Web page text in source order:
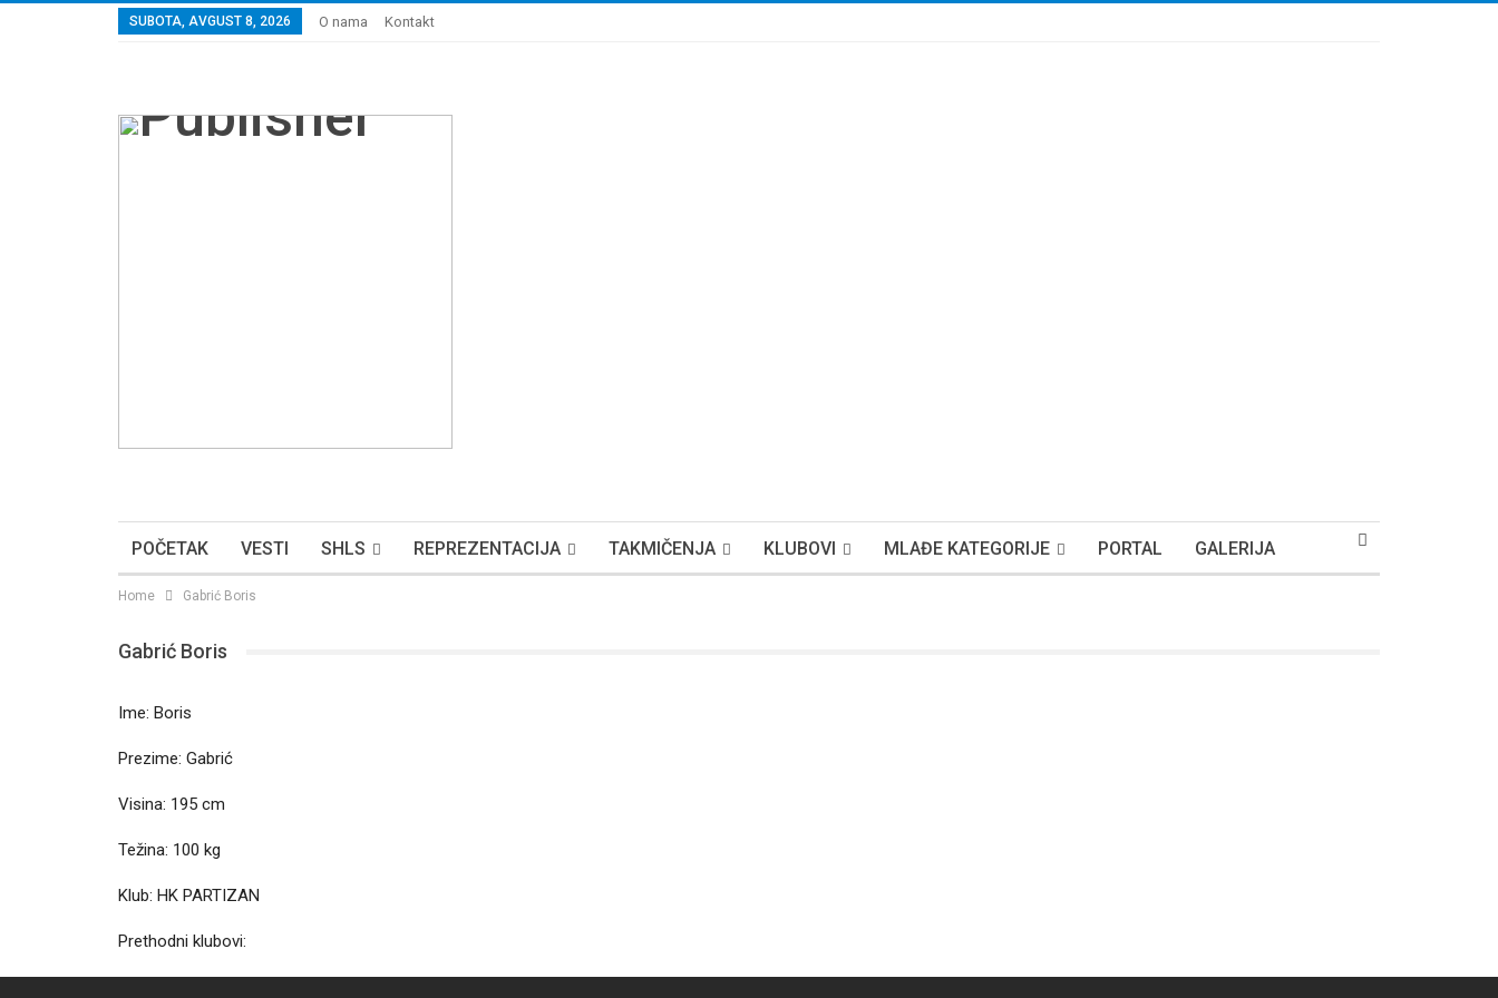
SUBOTA, AVGUST 8, 2026 O nama Kontakt
POČETAK VESTI SHLS REPREZENTACIJA TAKMIČENJA KLUBOVI MLAĐE KATEGORIJE PORTAL GALERIJA
Home Gabrić Boris
Gabrić Boris
Ime: Boris
Prezime: Gabrić
Visina: 195 cm
Težina: 100 kg
Klub: HK PARTIZAN
Prethodni klubovi: